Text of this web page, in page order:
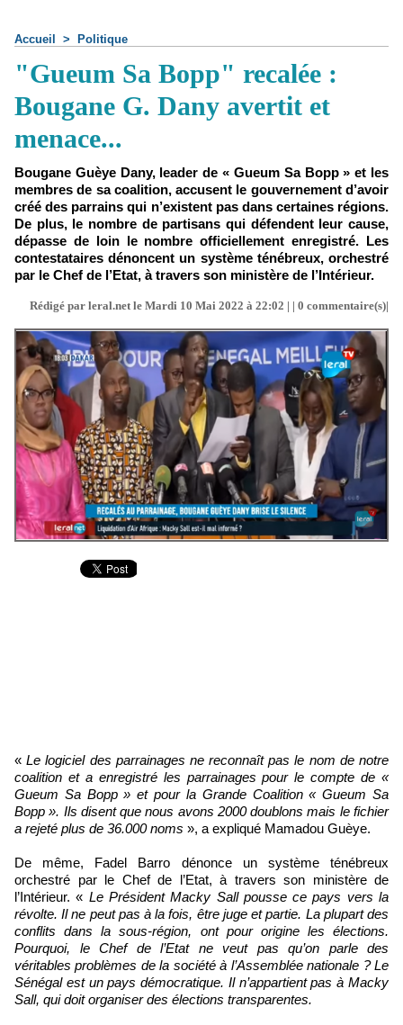
Accueil > Politique
"Gueum Sa Bopp" recalée :
Bougane G. Dany avertit et
menace...
Bougane Guèye Dany, leader de « Gueum Sa Bopp » et les
membres de sa coalition, accusent le gouvernement d’avoir
créé des parrains qui n’existent pas dans certaines régions.
De plus, le nombre de partisans qui défendent leur cause,
dépasse de loin le nombre officiellement enregistré. Les
contestataires dénoncent un système ténébreux, orchestré
par le Chef de l’Etat, à travers son ministère de l’Intérieur.
Rédigé par leral.net le Mardi 10 Mai 2022 à 22:02 | | 0 commentaire(s)|
«Le logiciel des parrainages ne reconnaît pas le nom de notre
coalition et a enregistré les parrainages pour le compte de «
Gueum Sa Bopp » et pour la Grande Coalition « Gueum Sa
Bopp ». Ils disent que nous avons 2000 doublons mais le fichier
a rejeté plus de 36.000 noms », a expliqué Mamadou Guèye.
De même, Fadel Barro dénonce un système ténébreux
orchestré par le Chef de l’Etat, à travers son ministère de
l’Intérieur. « Le Président Macky Sall pousse ce pays vers la
révolte. Il ne peut pas à la fois, être juge et partie. La plupart des
conflits dans la sous-région, ont pour origine les élections.
Pourquoi, le Chef de l’Etat ne veut pas qu’on parle des
véritables problèmes de la société à l’Assemblée nationale ? Le
Sénégal est un pays démocratique. Il n’appartient pas à Macky
Sall, qui doit organiser des élections transparentes.